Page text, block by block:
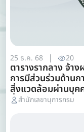
25 ธ.ค. 68 20
ตารางรากลาง จ้า
การมีส่วนร่วมด้าน
สิ่งแวดล้อมผ่านบุค
สื่อออนไลน์
สำนักเลขานุการกรม